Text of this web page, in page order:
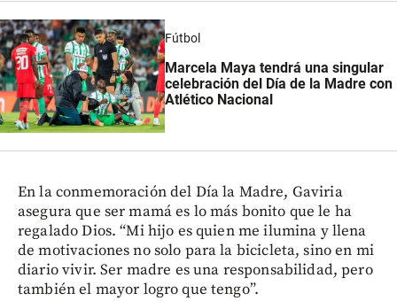
Fútbol
Marcela Maya tendrá una singular
celebración del Día de la Madre con
Atlético Nacional
En la conmemoración del Día la Madre, Gaviria
asegura que ser mamá es lo más bonito que le ha
regalado Dios. “Mi hijo es quien me ilumina y llena
de motivaciones no solo para la bicicleta, sino en mi
diario vivir. Ser madre es una responsabilidad, pero
también el mayor logro que tengo”.